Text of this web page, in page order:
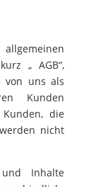
„ AGB“,
von uns als
Kunden
die
nicht
und Inhalte